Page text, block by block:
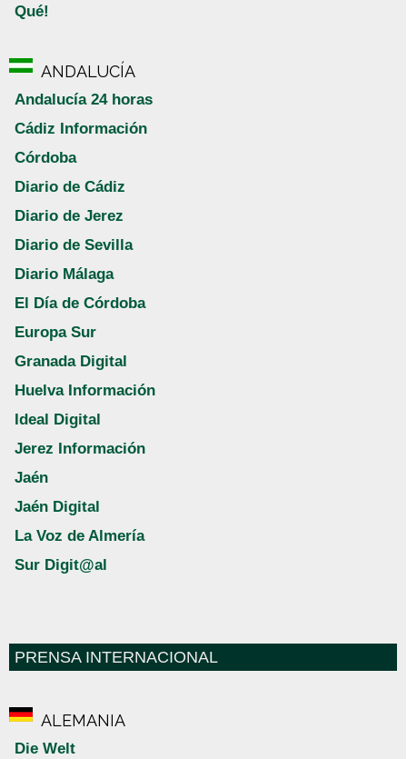
Qué!
ANDALUCÍA
Andalucía 24 horas
Cádiz Información
Córdoba
Diario de Cádiz
Diario de Jerez
Diario de Sevilla
Diario Málaga
El Día de Córdoba
Europa Sur
Granada Digital
Huelva Información
Ideal Digital
Jerez Información
Jaén
Jaén Digital
La Voz de Almería
Sur Digit@al
PRENSA INTERNACIONAL
ALEMANIA
Die Welt